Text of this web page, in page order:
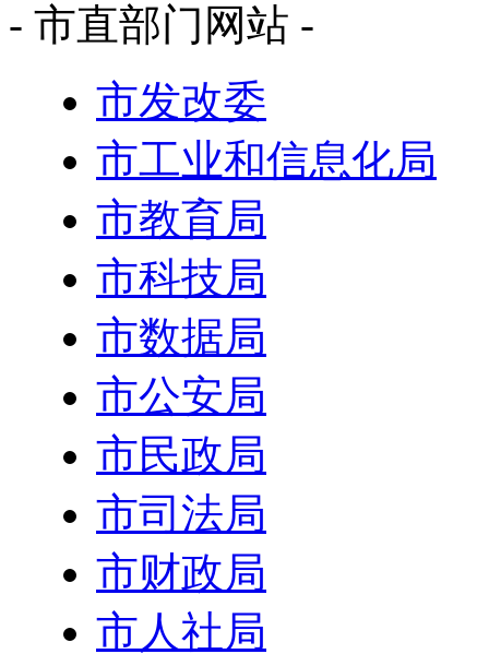
- 市直部门网站 -
市发改委
市工业和信息化局
市教育局
市科技局
市数据局
市公安局
市民政局
市司法局
市财政局
市人社局